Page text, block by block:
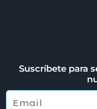
Suscríbete para